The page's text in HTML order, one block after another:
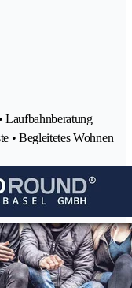
Laufbahnberatung
• Begleitetes Wohnen